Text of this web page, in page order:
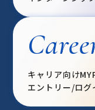
キャリア向け
エントリー/ログ